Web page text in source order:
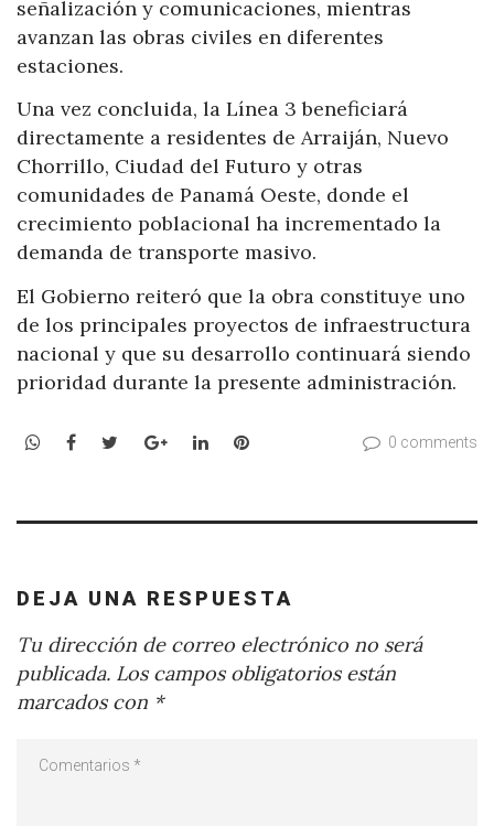
señalización y comunicaciones, mientras
avanzan las obras civiles en diferentes
estaciones.
Una vez concluida, la Línea 3 beneficiará
directamente a residentes de Arraiján, Nuevo
Chorrillo, Ciudad del Futuro y otras
comunidades de Panamá Oeste, donde el
crecimiento poblacional ha incrementado la
demanda de transporte masivo.
El Gobierno reiteró que la obra constituye uno
de los principales proyectos de infraestructura
nacional y que su desarrollo continuará siendo
prioridad durante la presente administración.
WhatsApp
Facebook
TwitterGoogle+LinkedInPinterest 0 comments
DEJA UNA RESPUESTA
Tu dirección de correo electrónico no será
publicada. Los campos obligatorios están
marcados con *